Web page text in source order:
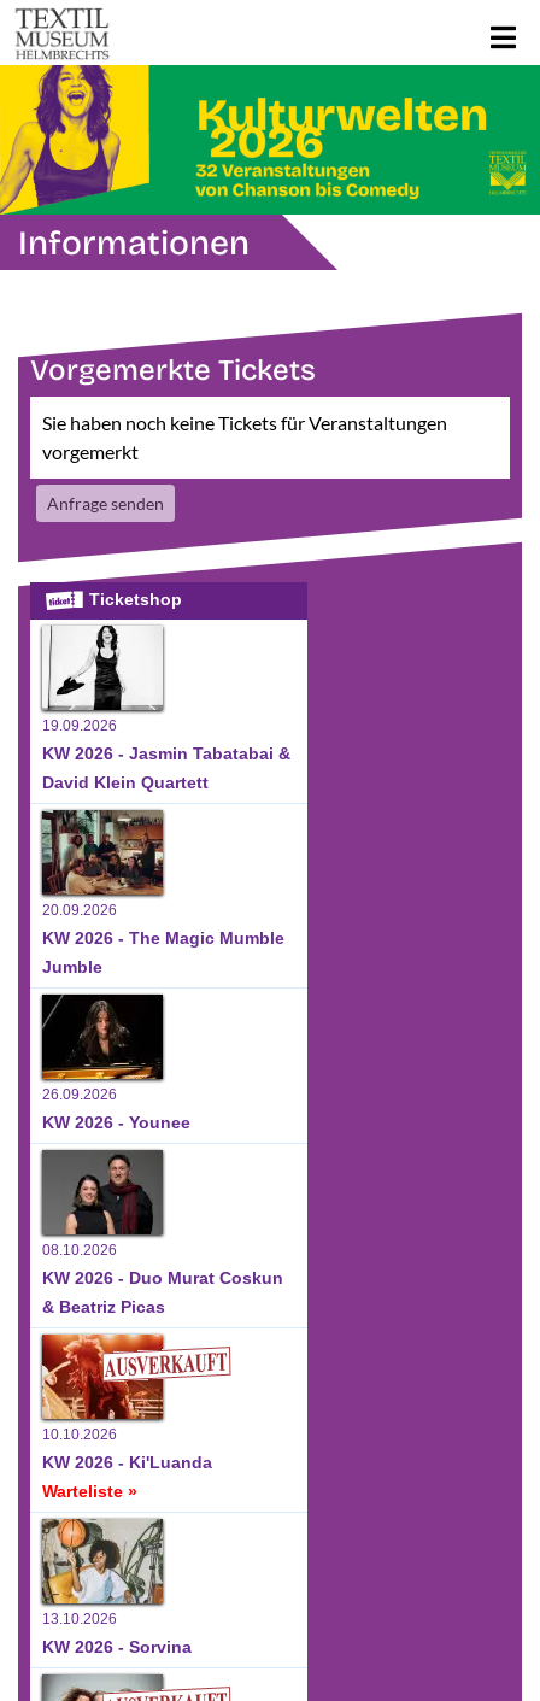
Informationen
Vorgemerkte Tickets
Sie haben noch keine Tickets für Veranstaltungen
vorgemerkt
Anfrage senden
Ticketshop
19.09.2026
KW 2026 - Jasmin Tabatabai &
David Klein Quartett
20.09.2026
KW 2026 - The Magic Mumble
Jumble
26.09.2026
KW 2026 - Younee
08.10.2026
KW 2026 - Duo Murat Coskun
& Beatriz Picas
10.10.2026
KW 2026 - Ki'Luanda
Warteliste »
13.10.2026
KW 2026 - Sorvina